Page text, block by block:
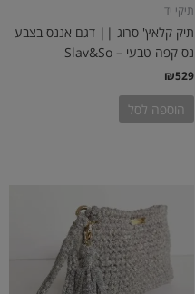
תיקי יד
תיק קלאץ' סרוג || דגם אננס בצבע
נס קפה טבעי – Slav&So
₪529
הוספה לסל